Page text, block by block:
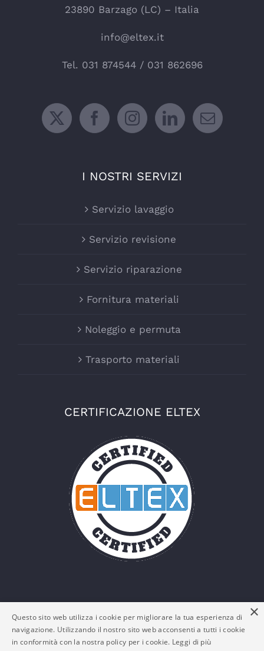
23890 Barzago (LC) – Italia
info@eltex.it
Tel. 031 874544/ 031 862696
I NOSTRI SERVIZI
Servizio lavaggio
Servizio revisione
Servizio riparazione
Fornitura materiali
Noleggio e permuta
Trasporto materiali
CERTIFICAZIONE ELTEX
×
Questo sito web utilizza i cookie per migliorare la tua esperienza di
navigazione. Utilizzando il nostro sito web acconsenti a tutti i cookie
in conformità con la nostra policy per i cookie. Leggi di più